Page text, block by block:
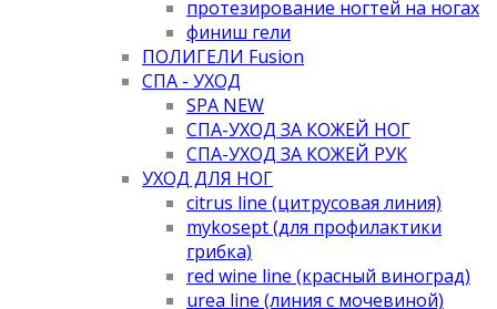
протезирование ногтей на ногах
финиш гели
ПОЛИГЕЛИ Fusion
СПА - УХОД
SPA NEW
СПА-УХОД ЗА КОЖЕЙ НОГ
СПА-УХОД ЗА КОЖЕЙ РУК
УХОД ДЛЯ НОГ
citrus line (цитрусовая линия)
mykosept (для профилактики
грибка)
red wine line (красный виноград)
urea line (линия с мочевиной)